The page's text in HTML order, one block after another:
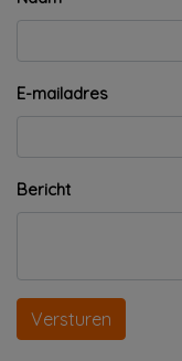
E-mailadres
Bericht
Versturen